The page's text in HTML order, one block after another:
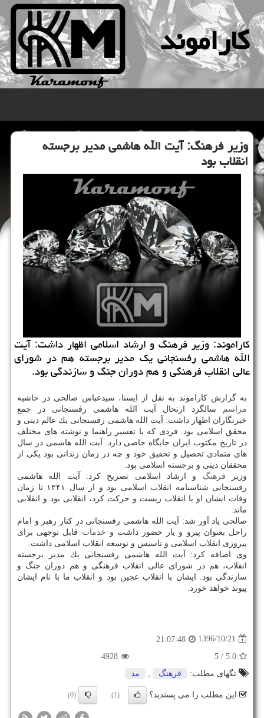
كاراموند
وزیر فرهنگ: آیت الله هاشمی مدیر برجسته
انقلاب بود
كاراموند: وزیر فرهنگ و ارشاد اسلامی اظهار داشت: آیت
الله هاشمی رفسنجانی یك مدیر برجسته هم در شورای
عالی انقلاب فرهنگی و هم دوران جنگ و سازندگی بود.
به گزارش كاراموند به نقل از ایسنا، سیدعباس صالحی در حاشیه
مراسم
سالگرد ارتحال آیت الله هاشمی رفسنجانی در جمع
خبرنگاران اظهار داشت: آیت الله هاشمی رفسنجانی یك عالم دینی و
محقق اسلامی بود. فردی كه با تفسیر راهنما و نوشته های مختلف
در تاریخ مكتوب ایران جایگاه خاصی دارد. آیت الله هاشمی در سال
های متمادی تحصیل و تحقیق خود و چه در زمان زندانی بود یكی از
محققان دینی و برجسته اسلامی بود.
وزیر فرهنگ و ارشاد اسلامی تصریح كرد: آیت الله هاشمی
رفسنجانی شناسنامه انقلاب اسلامی بود و از سال ۱۳۴۱ تا زمان
وفات ایشان او با انقلاب زیست و حركت كرد، انقلابی بود و انقلابی
ماند.
صالحی یاد آور شد: آیت الله هاشمی رفسنجانی در كنار رهبر و امام
راحل بعنوان پیرو و یار حضور داشت و خدمات قابل توجهی برای
پیروزی انقلاب اسلامی و تاسیس و توسعه انقلاب اسلامی داشت.
وی اضافه كرد: آیت الله هاشمی رفسنجانی یك مدیر برجسته
انقلاب، هم در شورای عالی انقلاب فرهنگی و هم دوران جنگ و
سازندگی بود. ایشان با انقلاب عجین بود و انقلاب ما با نام ایشان
پیوند خواهد خورد.
1396/10/21
21:07:48
5.0
/ 5
4928
تگهای مطلب:
فرهنگ مد
این مطلب را می پسندید؟ (1)
(0)